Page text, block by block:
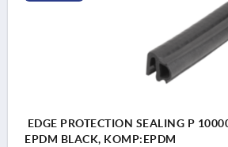
EDGE PROTECTION SEALING P
EPDM BLACK, KOMP:EPDM